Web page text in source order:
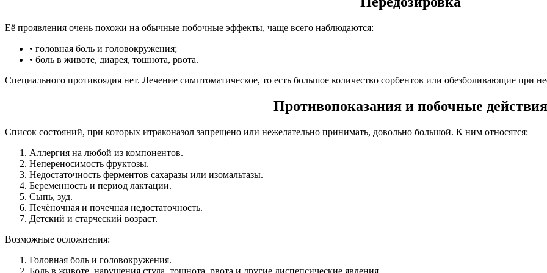
Её проявления очень похожи на обычные побочные эффекты, чаще всего наблюдаются:
• головная боль и головокружения;
• боль в животе, диарея, тошнота, рвота.
Специального противоядия нет. Лечение симптоматическое, то есть большое количество сорбентов или обезболивающие при
Противопоказания и побочные действия
Список состояний, при которых итраконазол запрещено или нежелательно принимать, довольно большой. К ним относятся:
Аллергия на любой из компонентов.
Непереносимость фруктозы.
Недостаточность ферментов сахаразы или изомальтазы.
Беременность и период лактации.
Сыпь, зуд.
Печёночная и почечная недостаточность.
Детский и старческий возраст.
Возможные осложнения:
Головная боль и головокружения.
Боль в животе, нарушения стула, тошнота, рвота и другие диспепсические явления.